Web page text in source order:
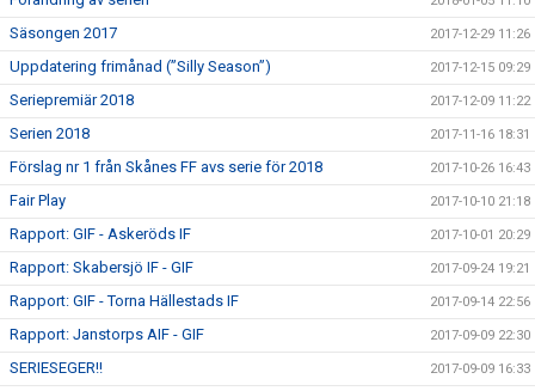
Säsongen 2017 2017-12-29 11:26
Uppdatering frimånad (”Silly Season”) 2017-12-15 09:29
Seriepremiär 2018 2017-12-09 11:22
Serien 2018 2017-11-16 18:31
Förslag nr 1 från Skånes FF avs serie för 2018 2017-10-26 16:43
Fair Play 2017-10-10 21:18
Rapport: GIF - Askeröds IF 2017-10-01 20:29
Rapport: Skabersjö IF - GIF 2017-09-24 19:21
Rapport: GIF - Torna Hällestads IF 2017-09-14 22:56
Rapport: Janstorps AIF - GIF 2017-09-09 22:30
SERIESEGER!! 2017-09-09 16:33